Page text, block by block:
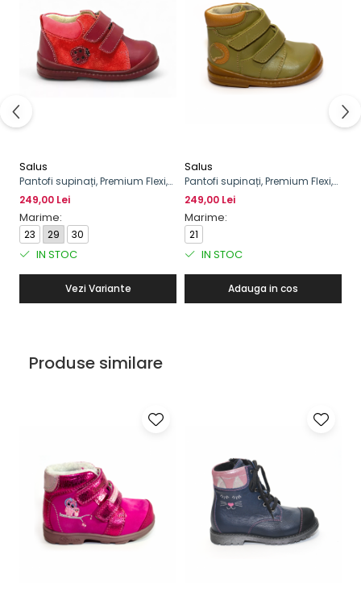
Salus
Pantofi supinați, Premium Flexi,
pentru fete, model cu buburuză
249,00 Lei
Marime:
23 29 30
IN STOC
Vezi Variante
Salus
Pantofi supinați, Premium Flexi,
cu scai, pentru băieți
249,00 Lei
Marime:
21
IN STOC
Adauga in cos
Produse similare